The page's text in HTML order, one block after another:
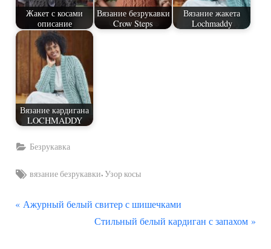
Жакет с косами
описание
Вязание безрукавки
Crow Steps
Вязание жакета
Lochmaddy
Вязание кардигана
LOCHMADDY
Безрукавка
Tags:
вязание безрукавки,Узор косы
Навигация
П
Ажурный белый свитер с шишечками
С
Стильный белый кардиган с запахом